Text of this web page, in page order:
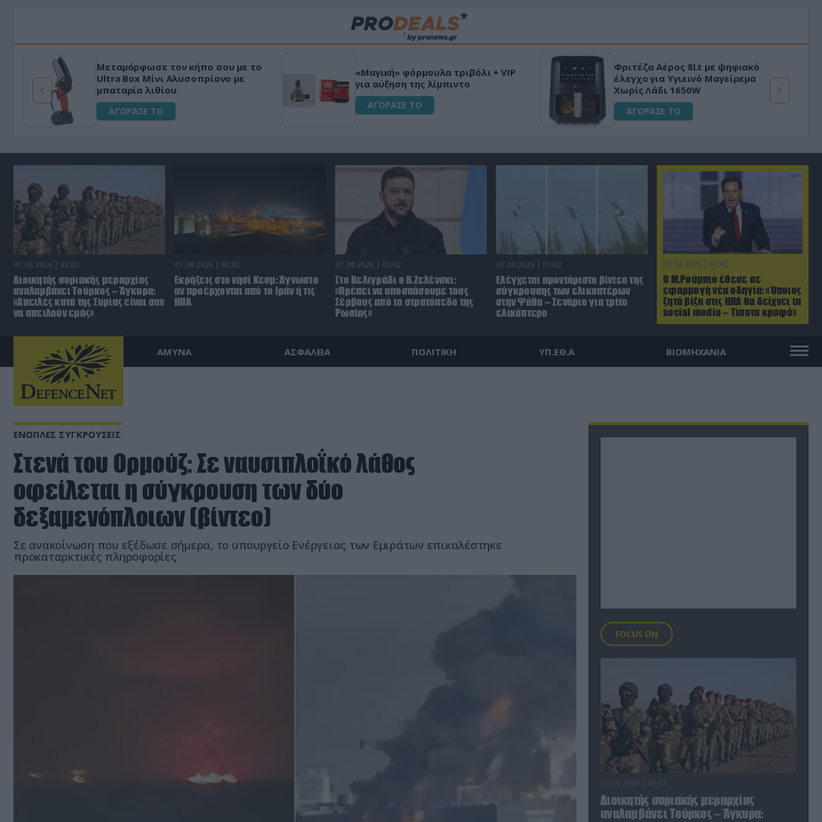
Μεταμόρφωσε τον κήπο σου με το
Ultra Box Μίνι Αλυσοπρίονο με
μπαταρία λιθίου
ΑΓΟΡΑΣΕ ΤΟ
«Μαγική» φόρμουλα τριβόλι + VIP
για αύξηση της λίμπιντο
ΑΓΟΡΑΣΕ ΤΟ
Φριτέζα Αέρος 8Lt με ψηφιακό
έλεγχο για Υγιεινό Μαγείρεμα
Χωρίς Λάδι 1650W
ΑΓΟΡΑΣΕ ΤΟ
07.08.2026 | 02:02
Ο Μ.Ρούμπιο έθεσε σε
εφαρμογή νέα οδηγία: «Όποιος
ζητά βίζα στις ΗΠΑ θα δείχνει τα
social media – Τίποτα κρυφό»
07.08.2026 | 02:02
Διοικητής συριακής μεραρχίας
αναλαμβάνει Τούρκος – Άγκυρα:
«Απειλές κατά της Συρίας είναι σαν
να απειλούν εμάς»
07.08.2026 | 02:02
Εκρήξεις στο νησί Κεσμ: Άγνωστο
αν προέρχονται από το Ιράν ή τις
ΗΠΑ
07.08.2026 | 02:02
Στο Βελιγράδι ο Β.Ζελένσκι:
«Πρέπει να αποσπάσουμε τους
Σέρβους από το στρατόπεδο της
Ρωσίας»
07.08.2026 | 01:02
Ελέγχεται αμοντάριστο βίντεο της
σύγκρουσης των ελικοπτέρων
στην Ψάθα – Σενάριο για τρίτο
ελικόπτερο
ΑΜΥΝΑ ΑΣΦΑΛΕΙΑ ΠΟΛΙΤΙΚΗ ΥΠ.ΕΘ.Α ΒΙΟΜΗΧΑΝΙΑ
ΕΝΟΠΛΕΣ ΣΥΓΚΡΟΥΣΕΙΣ
Στενά του Oρμούζ: Σε ναυσιπλοΐκό λάθος
οφείλεται η σύγκρουση των δύο
δεξαμενόπλοιων (βίντεο)
Σε ανακοίνωση που εξέδωσε σήμερα, το υπουργείο Ενέργειας των Εμιράτων επικαλέστηκε
προκαταρκτικές πληροφορίες
FOCUS ON
Διοικητής συριακής μεραρχίας
αναλαμβάνει Τούρκος – Άγκυρα: